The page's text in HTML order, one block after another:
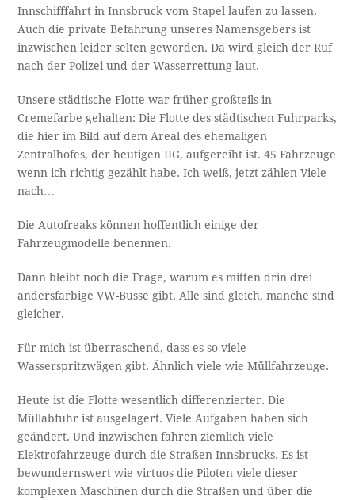
Innschifffahrt in Innsbruck vom Stapel laufen zu lassen.
Auch die private Befahrung unseres Namensgebers ist
inzwischen leider selten geworden. Da wird gleich der Ruf
nach der Polizei und der Wasserrettung laut.
Unsere städtische Flotte war früher großteils in
Cremefarbe gehalten: Die Flotte des städtischen Fuhrparks,
die hier im Bild auf dem Areal des ehemaligen
Zentralhofes, der heutigen IIG, aufgereiht ist. 45 Fahrzeuge
wenn ich richtig gezählt habe. Ich weiß, jetzt zählen Viele
nach…
Die Autofreaks können hoffentlich einige der
Fahrzeugmodelle benennen.
Dann bleibt noch die Frage, warum es mitten drin drei
andersfarbige VW-Busse gibt. Alle sind gleich, manche sind
gleicher.
Für mich ist überraschend, dass es so viele
Wasserspritzwägen gibt. Ähnlich viele wie Müllfahrzeuge.
Heute ist die Flotte wesentlich differenzierter. Die
Müllabfuhr ist ausgelagert. Viele Aufgaben haben sich
geändert. Und inzwischen fahren ziemlich viele
Elektrofahrzeuge durch die Straßen Innsbrucks. Es ist
bewundernswert wie virtuos die Piloten viele dieser
komplexen Maschinen durch die Straßen und über die